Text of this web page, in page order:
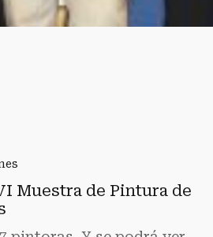
Muestra de Pintura de